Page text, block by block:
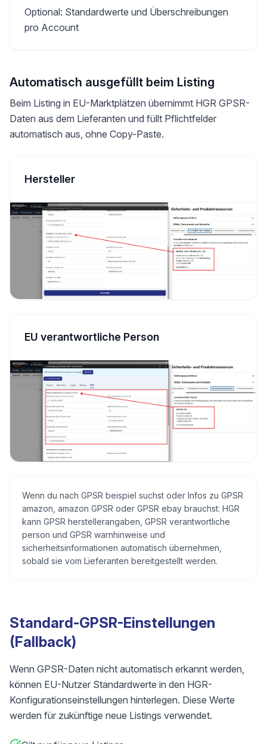
Optional: Standardwerte und Überschreibungen
pro Account
Automatisch ausgefüllt beim Listing
Beim Listing in EU-Marktplätzen übernimmt HGR GPSR-
Daten aus dem Lieferanten und füllt Pflichtfelder
automatisch aus, ohne Copy-Paste.
Hersteller
EU verantwortliche Person
Wenn du nach GPSR beispiel suchst oder Infos zu GPSR
amazon, amazon GPSR oder GPSR ebay brauchst: HGR
kann GPSR herstellerangaben, GPSR verantwortliche
person und GPSR warnhinweise und
sicherheitsinformationen automatisch übernehmen,
sobald sie vom Lieferanten bereitgestellt werden.
Standard-GPSR-Einstellungen
(Fallback)
Wenn GPSR-Daten nicht automatisch erkannt werden,
können EU-Nutzer Standardwerte in den HGR-
Konfigurationseinstellungen hinterlegen. Diese Werte
werden für zukünftige neue Listings verwendet.